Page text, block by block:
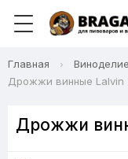
Главная
Виноделие
Дрожжи винные Lalvin
Дрожжи